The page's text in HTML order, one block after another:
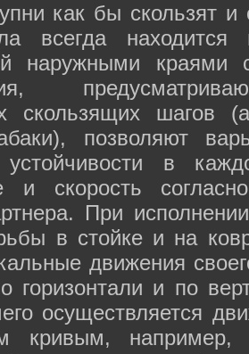
как бы скользят
всегда
наружными краями
скользящих шагов
позволяют
устойчивости в
и скорость
При
в стойке и на
движения
горизонтали и по
осуществляется
кривым, например,